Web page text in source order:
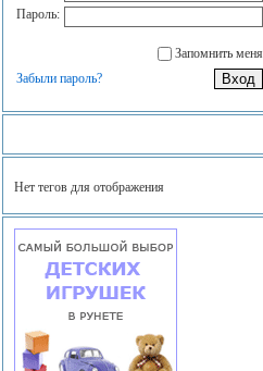
Пароль:
Запомнить меня
Забыли пароль?
Нет тегов для отображения